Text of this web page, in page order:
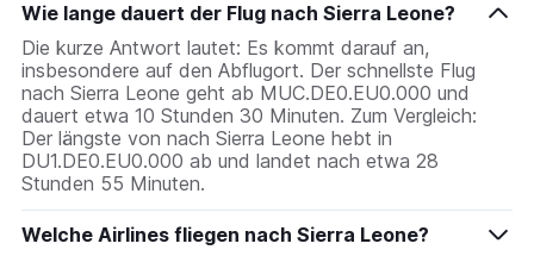
Wie lange dauert der Flug nach Sierra Leone?
Die kurze Antwort lautet: Es kommt darauf an,
insbesondere auf den Abflugort. Der schnellste Flug
nach Sierra Leone geht ab MUC.DE0.EU0.000 und
dauert etwa 10 Stunden 30 Minuten. Zum Vergleich:
Der längste von nach Sierra Leone hebt in
DU1.DE0.EU0.000 ab und landet nach etwa 28
Stunden 55 Minuten.
Welche Airlines fliegen nach Sierra Leone?